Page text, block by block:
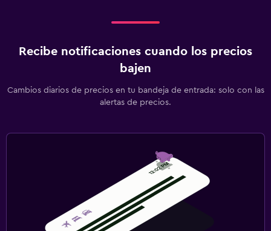
Recibe notificaciones cuando los precios
bajen
Cambios diarios de precios en tu bandeja de entrada: solo con las
alertas de precios.